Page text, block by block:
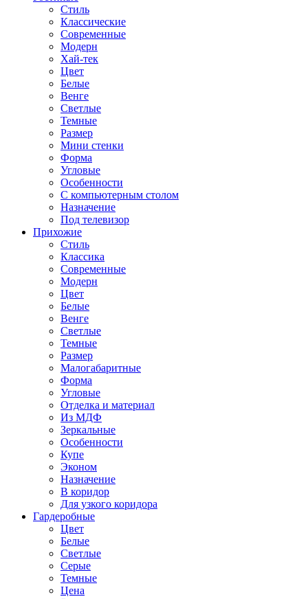
Стиль
Классические
Современные
Модерн
Хай-тек
Цвет
Белые
Венге
Светлые
Темные
Размер
Мини стенки
Форма
Угловые
Особенности
С компьютерным столом
Назначение
Под телевизор
Прихожие
Стиль
Классика
Современные
Модерн
Цвет
Белые
Венге
Светлые
Темные
Размер
Малогабаритные
Форма
Угловые
Отделка и материал
Из МДФ
Зеркальные
Особенности
Купе
Эконом
Назначение
В коридор
Для узкого коридора
Гардеробные
Цвет
Белые
Светлые
Серые
Темные
Цена